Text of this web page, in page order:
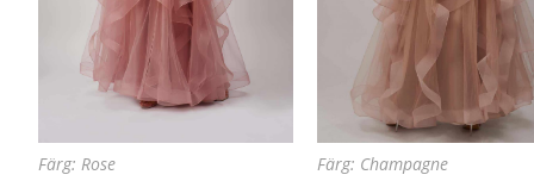
Färg: Rose Färg: Champagne